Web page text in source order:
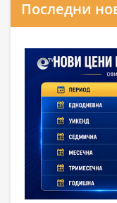
Последни